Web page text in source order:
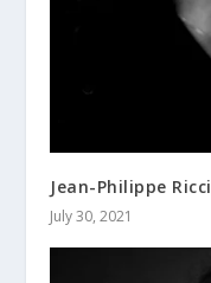
Jean-Philippe Ricci
July 30, 2021